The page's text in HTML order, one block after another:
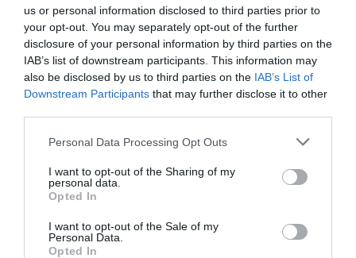
us or personal information disclosed to third parties prior to
your opt-out. You may separately opt-out of the further
disclosure of your personal information by third parties on the
IAB’s list of downstream participants. This information may
also be disclosed by us to third parties on the IAB’s List of
Downstream Participants that may further disclose it to other
Personal Data Processing Opt Outs
I want to opt-out of the Sharing of my
personal data.
Opted In
I want to opt-out of the Sale of my
Personal Data.
Opted In
los 20.057 puntos, un nuevo récord
Eulogio López
Ceuta. Nuestra Señora de África:
convertir al musulmán
Eulogio López
No perdamos el norte: la
Eulogio López
Argumentos